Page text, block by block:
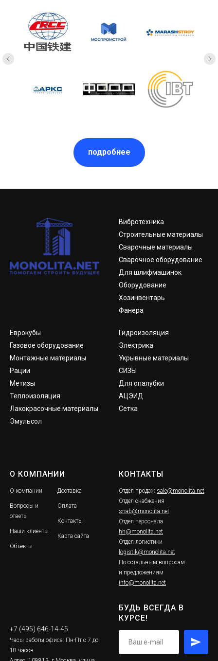
подробнее
Вибротехника
Строительные материалы
Сварочные материалы
Сварочное оборудование
Для шлифмашинок
Оборудование
Хозинвентарь
Фанера
Еврокубы
Газовое оборудование
Монтажные материалы
Рации
Метизы
Теплоизоляция
Лакокрасочные материалы
Эмульсол
Гидроизоляция
Электрика
Укрывные материалы
СИЗЫ
Для опалубки
АЦЭИД
Сетка
О КОМПАНИИ
О компании
Вопросы и
ответы
Наши клиенты
Объекты
Доставка
Оплата
Контакты
Карта сайта
КОНТАКТЫ
Отдел продаж sale@monolita.net
Отдел снабжения
snab@monolita.net
Отдел персонала
hh@monolita.net
Отдел логистики
logistik@monolita.net
По остальным вопросам
и предложениям
info@monolita.net
+7 (495) 646-14-45
Часы работы офиса: Пн-Пт с 7 до
18 часов
БУДЬ ВСЕГДА В
КУРСЕ!